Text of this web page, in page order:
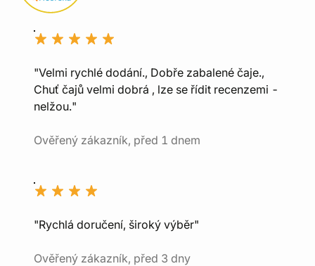
"Velmi rychlé dodání., Dobře zabalené čaje.,
Chuť čajů velmi dobrá , lze se řídit recenzemi -
nelžou."
Ověřený zákazník, před 1 dnem
"Rychlá doručení, široký výběr"
Ověřený zákazník, před 3 dny